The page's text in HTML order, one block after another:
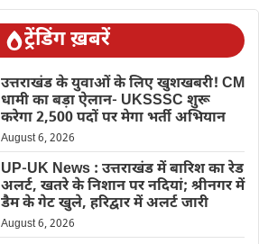
ट्रेंडिंग ख़बरें
उत्तराखंड के युवाओं के लिए खुशखबरी! CM
धामी का बड़ा ऐलान- UKSSSC शुरू
करेगा 2,500 पदों पर मेगा भर्ती अभियान
August 6, 2026
UP-UK News : उत्तराखंड में बारिश का रेड
अलर्ट, खतरे के निशान पर नदियां; श्रीनगर में
डैम के गेट खुले, हरिद्वार में अलर्ट जारी
August 6, 2026